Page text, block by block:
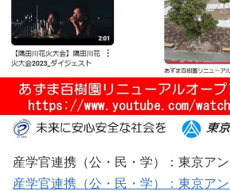
産学官連携（公・民・学）：東京ア
産学官連携（公・民・学）：東京ア